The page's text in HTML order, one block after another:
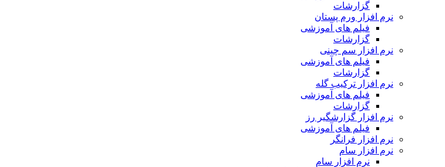
گزارشات
نرم افزار ورم پستان
فیلم های آموزشی
گزارشات
نرم افزار سم چینی
فیلم های آموزشی
گزارشات
نرم افزار ترکیب گله
فیلم های آموزشی
گزارشات
نرم افزار گزارشگیر رز
فیلم های آموزشی
نرم افزار فرانگر
نرم افزار سام
نرم افزار سام